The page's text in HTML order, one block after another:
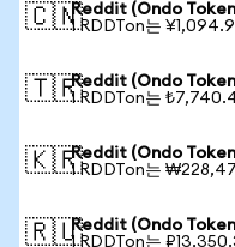
🇨🇳Reddit (Ondo
1 RDDTon는
🇹🇷Reddit (Ondo
1 RDDTon는
🇰🇷Reddit (Ondo
1 RDDTon는
🇷🇺Reddit (Ondo
1 RDDTon는